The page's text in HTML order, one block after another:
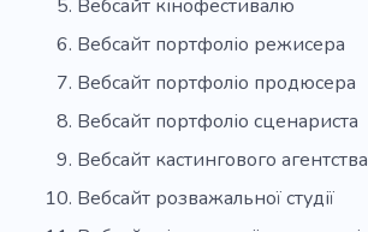
Вебсайт кінофестивалю
Вебсайт портфоліо режисера
Вебсайт портфоліо продюсера
Вебсайт портфоліо сценариста
Вебсайт кастингового агентства
Вебсайт розважальної студії